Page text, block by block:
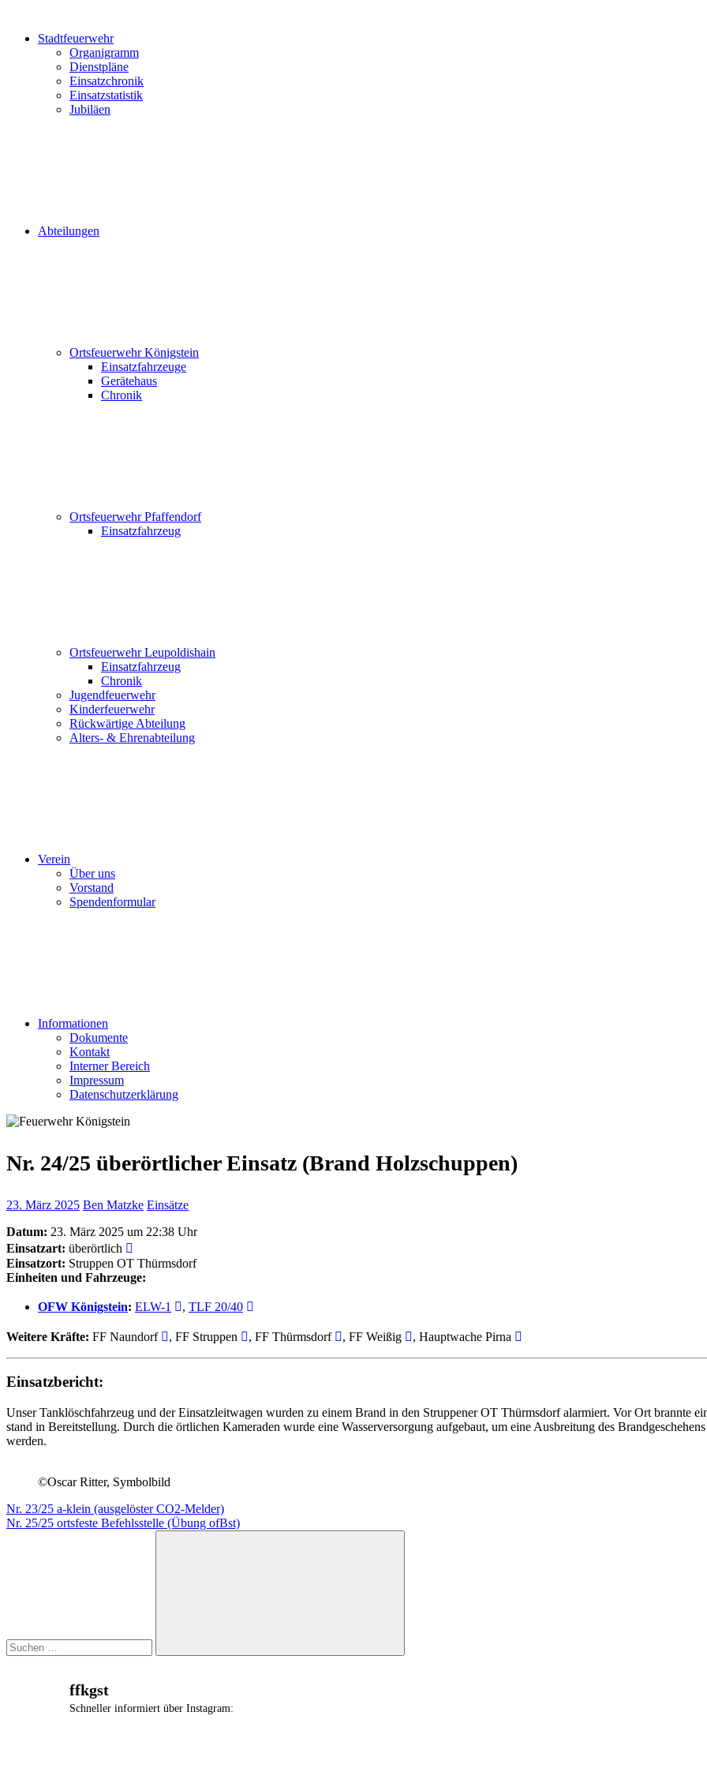
Stadtfeuerwehr
Organigramm
Dienstpläne
Einsatzchronik
Einsatzstatistik
Jubiläen
Abteilungen
Ortsfeuerwehr Königstein
Einsatzfahrzeuge
Gerätehaus
Chronik
Ortsfeuerwehr Pfaffendorf
Einsatzfahrzeug
Ortsfeuerwehr Leupoldishain
Einsatzfahrzeug
Chronik
Jugendfeuerwehr
Kinderfeuerwehr
Rückwärtige Abteilung
Alters- & Ehrenabteilung
Verein
Über uns
Vorstand
Spendenformular
Informationen
Dokumente
Kontakt
Interner Bereich
Impressum
Datenschutzerklärung
Nr. 24/25 überörtlicher Einsatz (Brand Holzschuppen)
23. März 2025 Ben Matzke Einsätze
Datum: 23. März 2025 um 22:38 Uhr
Einsatzart: überörtlich
Einsatzort: Struppen OT Thürmsdorf
Einheiten und Fahrzeuge:
OFW Königstein: ELW-1 , TLF 20/40
Weitere Kräfte: FF Naundorf , FF Struppen , FF Thürmsdorf , FF Weißig , Hauptwache Pirna
Einsatzbericht:
Unser Tanklöschfahrzeug und der Einsatzleitwagen wurden zu einem Brand in den Struppener OT Thürmsdorf alarmiert. Vor Ort brannte
stand in Bereitstellung. Durch die örtlichen Kameraden wurde eine Wasserversorgung aufgebaut, um eine Ausbreitung des
werden.
©Oscar Ritter, Symbolbild
Beitragsnavigation
Vorheriger
Beitrag:
Nr. 23/25 a-klein (ausgelöster CO2-Melder)
Nächster
Nr. 25/25 ortsfeste Befehlsstelle (Übung ofBst)
Suchen
ffkgst
Schneller informiert über Instagram: